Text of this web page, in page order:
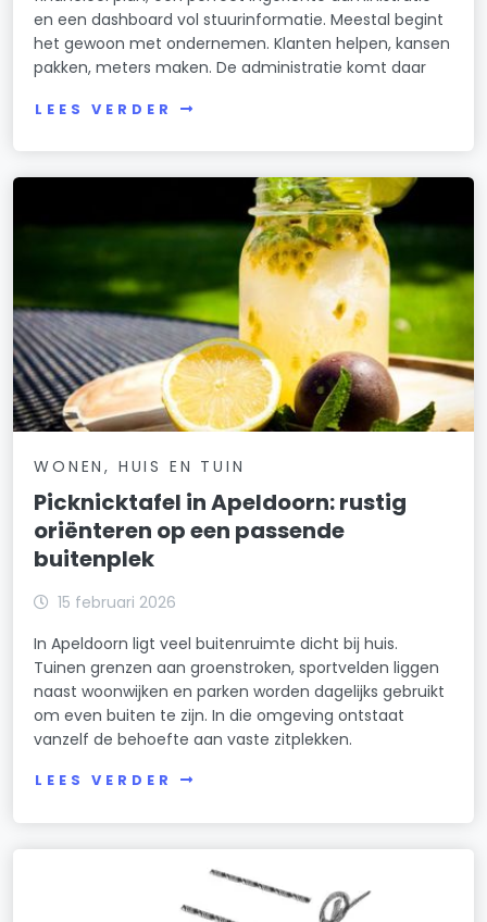
en een dashboard vol stuurinformatie. Meestal begint
het gewoon met ondernemen. Klanten helpen, kansen
pakken, meters maken. De administratie komt daar
LEES VERDER
WONEN, HUIS EN TUIN
Picknicktafel in Apeldoorn: rustig
oriënteren op een passende
buitenplek
15 februari 2026
In Apeldoorn ligt veel buitenruimte dicht bij huis.
Tuinen grenzen aan groenstroken, sportvelden liggen
naast woonwijken en parken worden dagelijks gebruikt
om even buiten te zijn. In die omgeving ontstaat
vanzelf de behoefte aan vaste zitplekken.
LEES VERDER